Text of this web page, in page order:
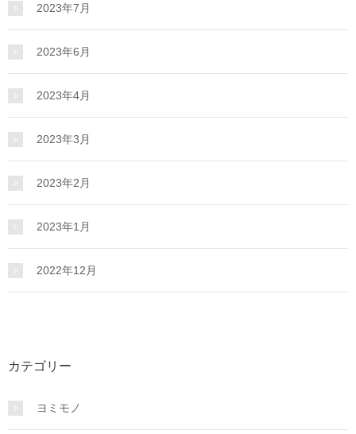
2023年7月
2023年6月
2023年4月
2023年3月
2023年2月
2023年1月
2022年12月
カテゴリー
ヨミモノ